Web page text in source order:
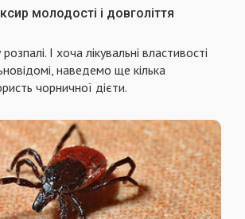
молодості і довголіття
І хоча лікувальні властивості
наведемо ще кілька
чорничної дієти.